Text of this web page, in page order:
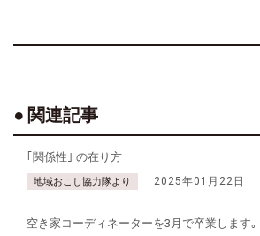
関連記事
｢関係性｣ の在り方
地域おこし協力隊より 2025年01月22日
空き家コーディネーターを3月で卒業します